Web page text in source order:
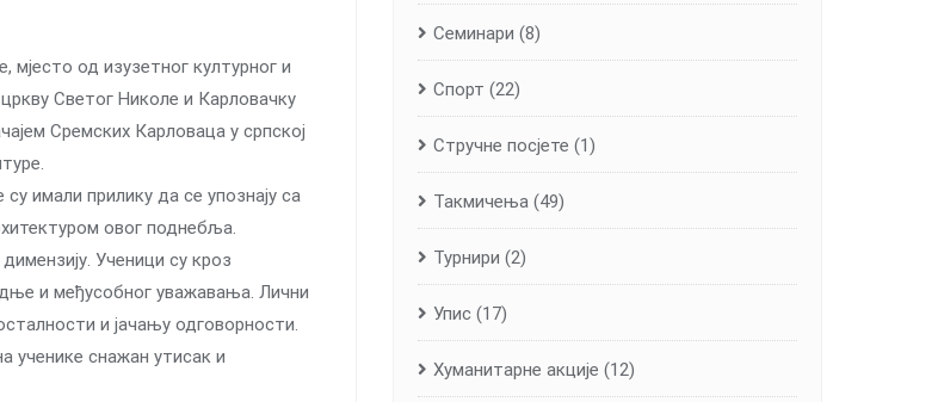
мјесто од изузетног културног и
Светог Николе и Карловачку
Сремских Карловаца у српској
имали прилику да се упознају са
овог поднебља.
Ученици су кроз
и међусобног уважавања. Лични
и јачању одговорности.
ученике снажан утисак и
Семинари (8)
Спорт (22)
Стручне посјете (1)
Такмичења (49)
Турнири (2)
Упис (17)
Хуманитарне aкције (12)